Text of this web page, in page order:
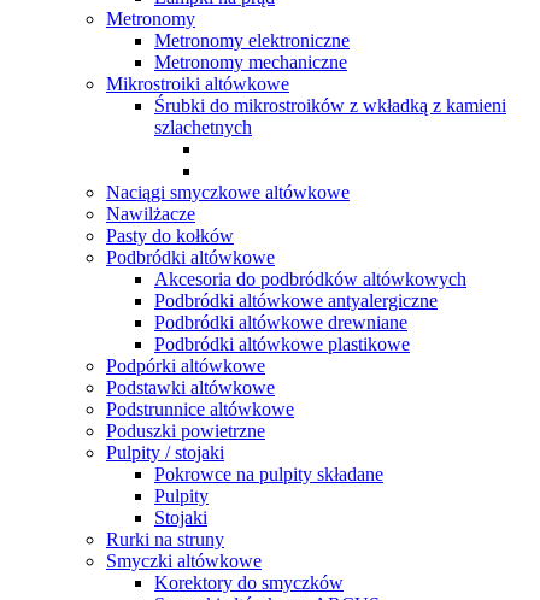
Metronomy
Metronomy elektroniczne
Metronomy mechaniczne
Mikrostroiki altówkowe
Śrubki do mikrostroików z wkładką z kamieni
szlachetnych
Naciągi smyczkowe altówkowe
Nawilżacze
Pasty do kołków
Podbródki altówkowe
Akcesoria do podbródków altówkowych
Podbródki altówkowe antyalergiczne
Podbródki altówkowe drewniane
Podbródki altówkowe plastikowe
Podpórki altówkowe
Podstawki altówkowe
Podstrunnice altówkowe
Poduszki powietrzne
Pulpity / stojaki
Pokrowce na pulpity składane
Pulpity
Stojaki
Rurki na struny
Smyczki altówkowe
Korektory do smyczków